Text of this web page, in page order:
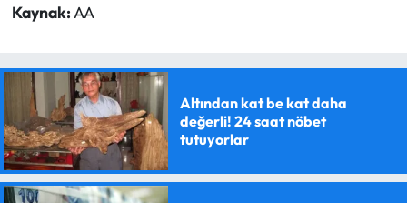
Kaynak:AA
Altından kat be kat daha
değerli! 24 saat nöbet
tutuyorlar